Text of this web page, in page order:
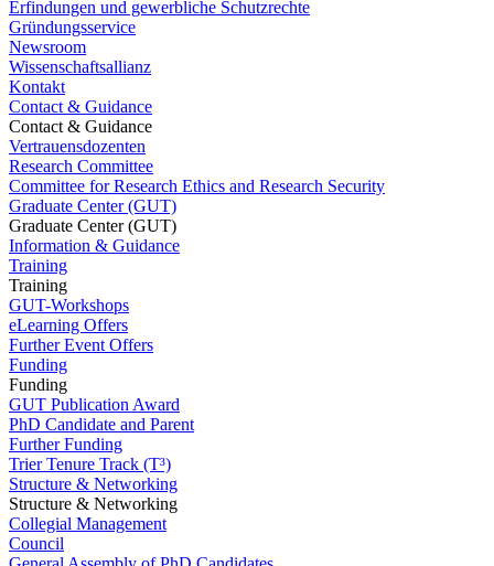
Erfindungen und gewerbliche Schutzrechte
Gründungsservice
Newsroom
Wissenschaftsallianz
Kontakt
Contact & Guidance
Contact & Guidance
Vertrauensdozenten
Research Committee
Committee for Research Ethics and Research Security
Graduate Center (GUT)
Graduate Center (GUT)
Information & Guidance
Training
Training
GUT-Workshops
eLearning Offers
Further Event Offers
Funding
Funding
GUT Publication Award
PhD Candidate and Parent
Further Funding
Trier Tenure Track (T³)
Structure & Networking
Structure & Networking
Collegial Management
Council